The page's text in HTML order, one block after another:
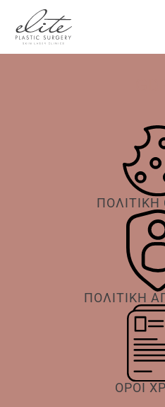
ΠΟΛΙΤΙΚΗ
ΠΟΛΙΤΙΚΗ
ΟΡΟΙ